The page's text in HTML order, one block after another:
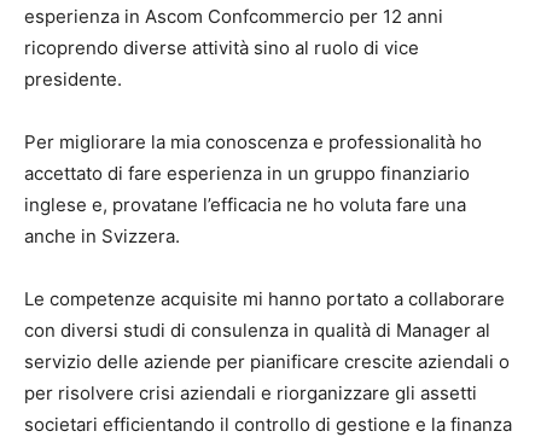
esperienza in Ascom Confcommercio per 12 anni
ricoprendo diverse attività sino al ruolo di vice
presidente.
Per migliorare la mia conoscenza e professionalità ho
accettato di fare esperienza in un gruppo finanziario
inglese e, provatane l’efficacia ne ho voluta fare una
anche in Svizzera.
Le competenze acquisite mi hanno portato a collaborare
con diversi studi di consulenza in qualità di Manager al
servizio delle aziende per pianificare crescite aziendali o
per risolvere crisi aziendali e riorganizzare gli assetti
societari efficientando il controllo di gestione e la finanza